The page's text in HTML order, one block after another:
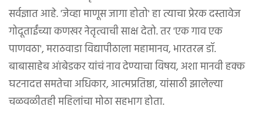
सर्वज्ञात आहे. 'जेव्हा माणूस जागा होतो' हा त्याचा प्रेरक दस्तावेज
गोदूताईंच्या कणखर नेतृत्वाची साक्ष देतो. तर 'एक गाव एक
पाणवठा', मराठवाडा विद्यापीठाला महामानव, भारतरत्न डॉ.
बाबासाहेब आंबेडकर यांचं नाव देण्याचा विषय, अशा मानवी हक्क
घटनादत्त समतेचा अधिकार, आत्मप्रतिष्ठा, यांसाठी झालेल्या
चळवळीतही महिलांचा मोठा सहभाग होता.